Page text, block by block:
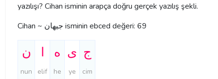
yazılışı? Cihan isminin arapça doğru gerçek yazılış şekli.
Cihan ~ جیهان isminin ebced değeri: 69
ج ی ه ا ن
cim
ye
he
elif
nun